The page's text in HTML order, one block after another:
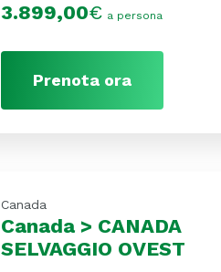
3.899,00€ a persona
Prenota ora
Canada
Canada > CANADA
SELVAGGIO OVEST